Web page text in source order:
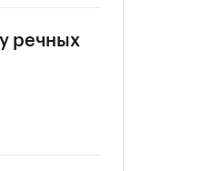
речных